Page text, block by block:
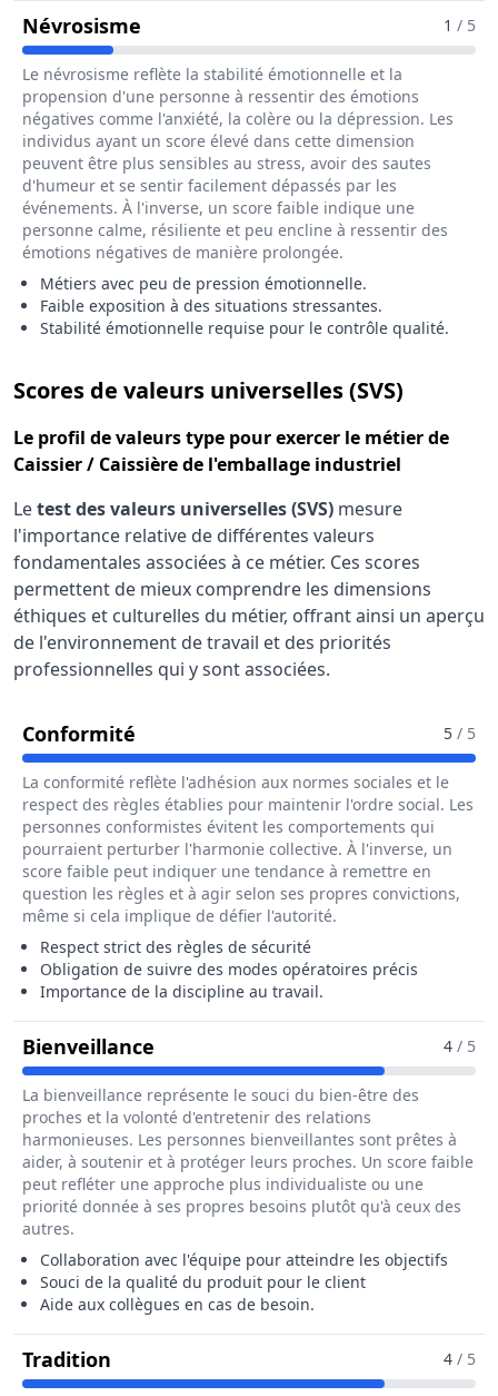
Névrosisme Pour Le Métier De Caissier / 1 / 5
Le névrosisme reflète la stabilité émotionnelle et la
propension d'une personne à ressentir des émotions
négatives comme l'anxiété, la colère ou la dépression. Les
individus ayant un score élevé dans cette dimension
peuvent être plus sensibles au stress, avoir des sautes
d'humeur et se sentir facilement dépassés par les
événements. À l'inverse, un score faible indique une
personne calme, résiliente et peu encline à ressentir des
émotions négatives de manière prolongée.
Métiers avec peu de pression émotionnelle.
Faible exposition à des situations stressantes.
Stabilité émotionnelle requise pour le contrôle qualité.
Scores de valeurs universelles (SVS)
Le profil de valeurs type pour exercer le métier de
Caissier / Caissière de l'emballage industriel
Letest des valeurs universelles (SVS) mesure
l'importance relative de différentes valeurs
fondamentales associées à ce métier. Ces scores
permettent de mieux comprendre les dimensions
éthiques et culturelles du métier, offrant ainsi un aperçu
de l'environnement de travail et des priorités
professionnelles qui y sont associées.
Conformité Pour Le Métier De Caissier / 5 / 5
La conformité reflète l'adhésion aux normes sociales et le
respect des règles établies pour maintenir l'ordre social. Les
personnes conformistes évitent les comportements qui
pourraient perturber l'harmonie collective. À l'inverse, un
score faible peut indiquer une tendance à remettre en
question les règles et à agir selon ses propres convictions,
même si cela implique de défier l'autorité.
Respect strict des règles de sécurité
Obligation de suivre des modes opératoires précis
Importance de la discipline au travail.
Bienveillance Pour Le Métier De Caissier / 4 / 5
La bienveillance représente le souci du bien-être des
proches et la volonté d'entretenir des relations
harmonieuses. Les personnes bienveillantes sont prêtes à
aider, à soutenir et à protéger leurs proches. Un score faible
peut refléter une approche plus individualiste ou une
priorité donnée à ses propres besoins plutôt qu'à ceux des
autres.
Collaboration avec l'équipe pour atteindre les objectifs
Souci de la qualité du produit pour le client
Aide aux collègues en cas de besoin.
Tradition Pour Le Métier De Caissier / 4 / 5